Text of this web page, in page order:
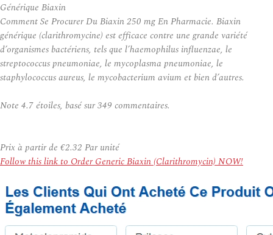
Générique Biaxin
Comment Se Procurer Du Biaxin 250 mg En Pharmacie. Biaxin
générique (clarithromycine) est efficace contre une grande variété
d’organismes bactériens, tels que l’haemophilus influenzae, le
streptococcus pneumoniae, le mycoplasma pneumoniae, le
staphylococcus aureus, le mycobacterium avium et bien d’autres.
Note 4.7étoiles, basé sur349 commentaires.
Prix à partir de €2.32 Par unité
Follow this link to Order Generic Biaxin (Clarithromycin) NOW!